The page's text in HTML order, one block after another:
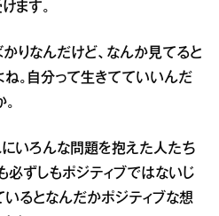
ます。
りなんだけど、なんか見てると
。自分って生きてていいんだ
にいろんな問題を抱えた人たち
必ずしもポジティブではないじ
いるとなんだかポジティブな想